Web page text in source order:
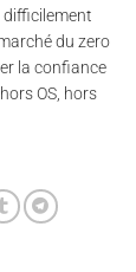
difficilement
du zero
la confiance
hors OS, hors